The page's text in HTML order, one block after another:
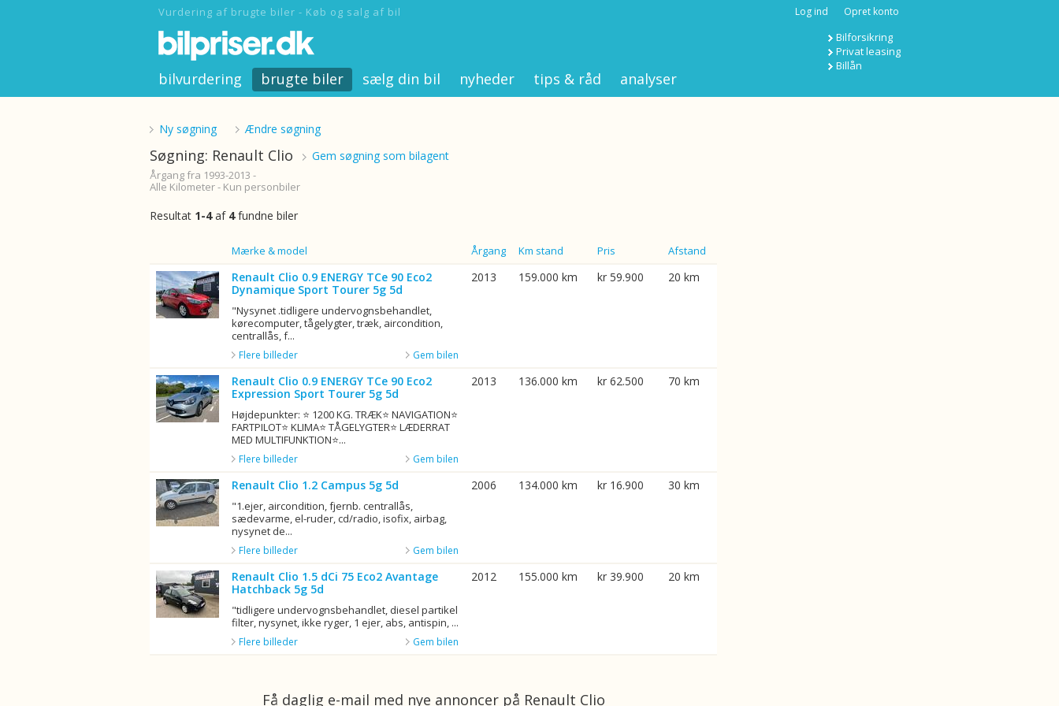
Vurdering af brugte biler - Køb og salg af bil Log ind Opret konto
Bilforsikring
Privat leasing
Billån
bilvurdering brugte biler sælg din bil nyheder tips & råd analyser
Ny søgning Ændre søgning
Søgning: Renault Clio Gem søgning som bilagent
Årgang fra 1993-2013 -
Alle Kilometer - Kun personbiler
Resultat 1-4af 4fundne biler
Mærke & model Årgang Km stand Pris Afstand
Renault Clio 0.9 ENERGY TCe 90 Eco2
Dynamique Sport Tourer 5g 5d
"Nysynet .tidligere undervognsbehandlet,
kørecomputer, tågelygter, træk, aircondition,
centrallås, f...
Gem bilen
Flere billeder
2013 159.000 km kr 59.900 20 km
Renault Clio 0.9 ENERGY TCe 90 Eco2
Expression Sport Tourer 5g 5d
Højdepunkter: ⭐ 1200 KG. TRÆK⭐ NAVIGATION⭐
FARTPILOT⭐ KLIMA⭐ TÅGELYGTER⭐ LÆDERRAT
MED MULTIFUNKTION⭐...
Gem bilen
Flere billeder
2013 136.000 km kr 62.500 70 km
Renault Clio 1.2 Campus 5g 5d
"1.ejer, aircondition, fjernb. centrallås,
sædevarme, el-ruder, cd/radio, isofix, airbag,
nysynet de...
Gem bilen
Flere billeder
2006 134.000 km kr 16.900 30 km
Renault Clio 1.5 dCi 75 Eco2 Avantage
Hatchback 5g 5d
"tidligere undervognsbehandlet, diesel partikel
filter, nysynet, ikke ryger, 1 ejer, abs, antispin, ...
Gem bilen
Flere billeder
2012 155.000 km kr 39.900 20 km
Få daglig e-mail med nye annoncer på Renault Clio